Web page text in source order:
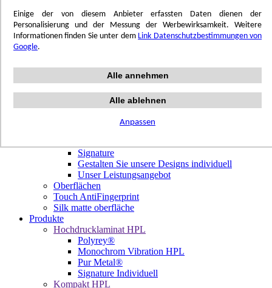
Einige der von diesem Anbieter erfassten Daten dienen der
Personalisierung und der Messung der Werbewirksamkeit. Weitere
Informationen finden Sie unter dem Link Datenschutzbestimmungen von
Google.
Alle annehmen
Alle ablehnen
Anpassen
Trend'Lab
Marble Obsession
Terrazzo Passion
Crafted Tiles
Woods Custom
Unsere Dekore
Signature
Gestalten Sie unsere Designs individuell
Unser Leistungsangebot
Oberflächen
Touch AntiFingerprint
Silk matte oberfläche
Produkte
Hochdrucklaminat HPL
Polyrey®
Monochrom Vibration HPL
Pur Metal®
Signature Individuell
Kompakt HPL